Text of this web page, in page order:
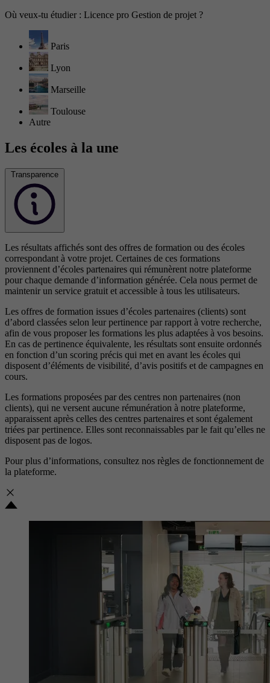
Où veux-tu étudier : Licence pro Gestion de projet ?
Paris
Lyon
Marseille
Toulouse
Autre
Les écoles à la une
Transparence
Les résultats affichés sont des offres de formation ou des écoles
correspondant à votre projet. Certaines de ces formations
proviennent d’écoles partenaires qui rémunèrent notre plateforme
pour chaque demande d’information générée. Cela nous permet de
maintenir un service gratuit et accessible à tous les utilisateurs.
Les offres de formation issues d’écoles partenaires (clients) sont
d’abord classées selon leur pertinence par rapport à votre recherche,
afin de vous proposer les formations les plus adaptées à vos besoins.
En cas de pertinence équivalente, les résultats sont ensuite ordonnés
en fonction d’un scoring précis qui met en avant les écoles qui
disposent d’éléments de visibilité, d’avis positifs et de campagnes en
cours.
Les formations proposées par des centres non partenaires (non
clients), qui ne versent aucune rémunération à notre plateforme,
apparaissent après celles des centres partenaires et sont également
triées par pertinence. Elles sont reconnaissables par le fait qu’elles ne
disposent pas de logos.
Pour plus d’informations, consultez nos règles de fonctionnement de
la plateforme.